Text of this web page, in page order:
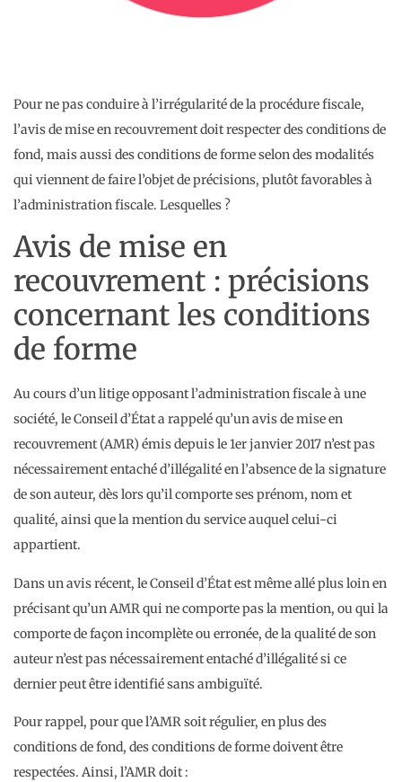
Pour ne pas conduire à l’irrégularité de la procédure fiscale,
l’avis de mise en recouvrement doit respecter des conditions de
fond, mais aussi des conditions de forme selon des modalités
qui viennent de faire l’objet de précisions, plutôt favorables à
l’administration fiscale. Lesquelles ?
Avis de mise en
recouvrement : précisions
concernant les conditions
de forme
Au cours d’un litige opposant l’administration fiscale à une
société, le Conseil d’État a rappelé qu’un avis de mise en
recouvrement (AMR) émis depuis le 1er janvier 2017 n’est pas
nécessairement entaché d’illégalité en l’absence de la signature
de son auteur, dès lors qu’il comporte ses prénom, nom et
qualité, ainsi que la mention du service auquel celui-ci
appartient.
Dans un avis récent, le Conseil d’État est même allé plus loin en
précisant qu’un AMR qui ne comporte pas la mention, ou qui la
comporte de façon incomplète ou erronée, de la qualité de son
auteur n’est pas nécessairement entaché d’illégalité si ce
dernier peut être identifié sans ambiguïté.
Pour rappel, pour que l’AMR soit régulier, en plus des
conditions de fond, des conditions de forme doivent être
respectées. Ainsi, l’AMR doit :